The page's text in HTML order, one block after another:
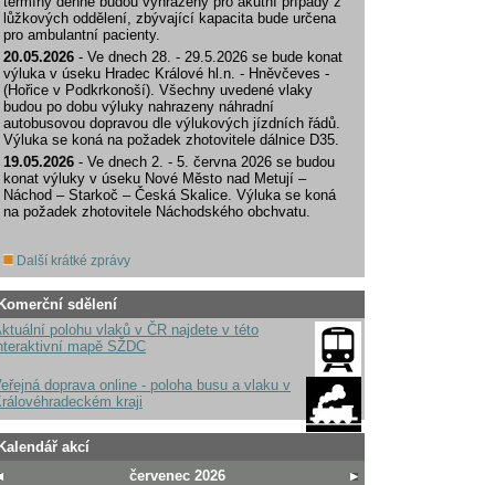
lůžkových oddělení, zbývající kapacita bude určena
pro ambulantní pacienty.
20.05.2026 - Ve dnech 28. - 29.5.2026 se bude konat
výluka v úseku Hradec Králové hl.n. - Hněvčeves -
(Hořice v Podkrkonoší). Všechny uvedené vlaky
budou po dobu výluky nahrazeny náhradní
autobusovou dopravou dle výlukových jízdních řádů.
Výluka se koná na požadek zhotovitele dálnice D35.
19.05.2026 - Ve dnech 2. - 5. června 2026 se budou
konat výluky v úseku Nové Město nad Metují –
Náchod – Starkoč – Česká Skalice. Výluka se koná
na požadek zhotovitele Náchodského obchvatu.
Další krátké zprávy
Komerční sdělení
polohu vlaků v ČR najdete v této
mapě SŽDC
doprava online - poloha busu a vlaku v
kraji
Kalendář akcí
červenec 2026